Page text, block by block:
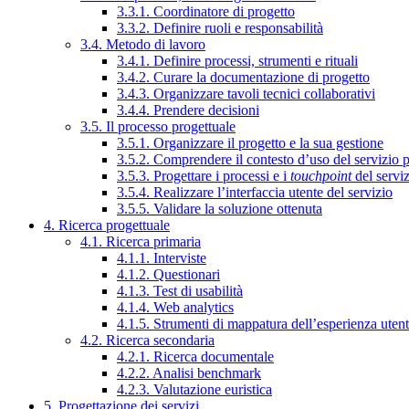
3.3.1. Coordinatore di progetto
3.3.2. Definire ruoli e responsabilità
3.4. Metodo di lavoro
3.4.1. Definire processi, strumenti e rituali
3.4.2. Curare la documentazione di progetto
3.4.3. Organizzare tavoli tecnici collaborativi
3.4.4. Prendere decisioni
3.5. Il processo progettuale
3.5.1. Organizzare il progetto e la sua gestione
3.5.2. Comprendere il contesto d’uso del servizio
3.5.3. Progettare i processi e i touchpointdel
3.5.4. Realizzare l’interfaccia utente del servizio
3.5.5. Validare la soluzione ottenuta
4. Ricerca progettuale
4.1. Ricerca primaria
4.1.1. Interviste
4.1.2. Questionari
4.1.3. Test di usabilità
4.1.4. Web analytics
4.1.5. Strumenti di mappatura dell’esperienza
4.2. Ricerca secondaria
4.2.1. Ricerca documentale
4.2.2. Analisi benchmark
4.2.3. Valutazione euristica
5. Progettazione dei servizi